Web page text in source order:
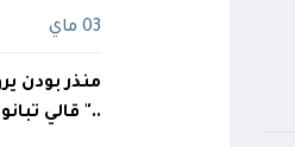
03 ماي
منذر بودن
.." قالي